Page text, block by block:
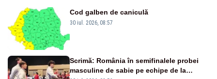
Cod galben de caniculă
30 iul. 2026, 08:57
Scrimă: România în semifinalele probei
masculine de sabie pe echipe de la